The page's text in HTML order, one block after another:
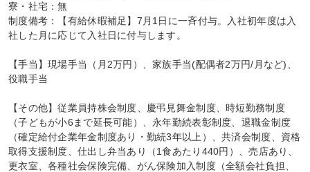
寮・社宅：無
制度備考：【有給休暇補足】7月1日に一斉付与。入社初年度は入
社した月に応じて入社日に付与します。
【手当】現場手当（月2万円）、家族手当(配偶者2万円/月など)、
役職手当
【その他】従業員持株会制度、慶弔見舞金制度、時短勤務制度
（子どもが小6まで延長可能）、永年勤続表彰制度、退職金制度
（確定給付企業年金制度あり・勤続3年以上）、共済会制度、資格
取得支援制度、仕出し弁当あり（1食あたり440円）、売店あり、
更衣室、各種社会保険完備、がん保険加入制度（全額会社負担、